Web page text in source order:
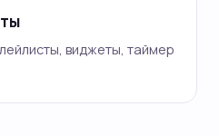
виджеты, таймер